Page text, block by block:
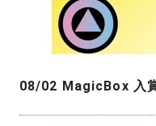
08/02 MagicBox 入